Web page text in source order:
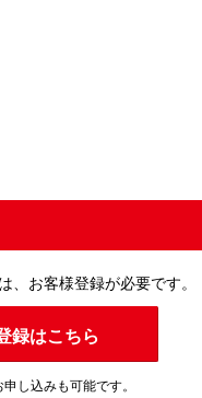
、お客様登録が必要です。
録はこちら
し込みも可能です。